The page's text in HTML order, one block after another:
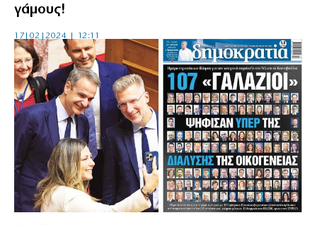
γάμους!
17|02|2024 | 12:11